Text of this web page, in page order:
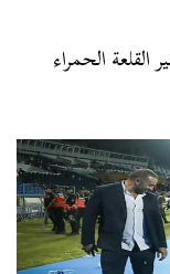
الحمراء